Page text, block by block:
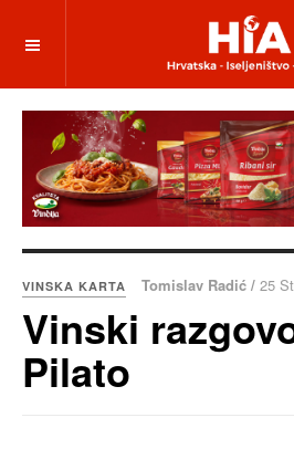
VINSKA KARTA Tomislav Radić / 25
Vinski
Pilato